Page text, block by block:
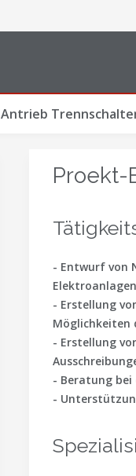
Antrieb
Proekt-
- Entwurf von
- Erstellung
Möglichkeiten
- Erstellung
- Beratung bei
-